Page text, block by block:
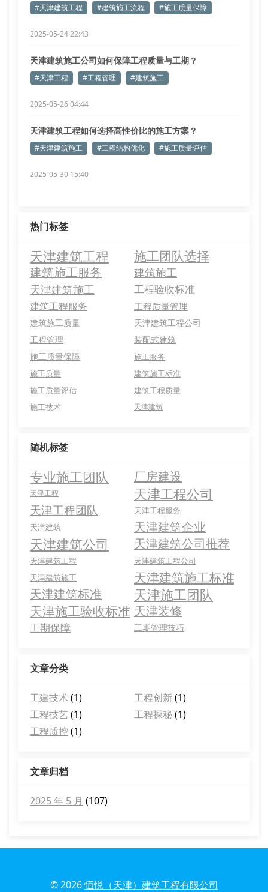
#天津建筑工程 #建筑施工流程 #施工质量保障
2025-05-24 22:43
天津建筑施工公司如何保障工程质量与工期？
#天津工程 #工程管理 #建筑施工
2025-05-26 04:44
天津建筑工程如何选择高性价比的施工方案？
#天津建筑施工 #工程结构优化 #施工质量评估
2025-05-30 15:40
热门标签
天津建筑工程 施工团队选择
建筑施工服务
建筑施工
天津建筑施工
工程验收标准
建筑工程服务 工程质量管理
建筑施工质量
天津建筑工程公司
工程管理
装配式建筑
施工质量保障
施工服务
施工质量
建筑施工标准
施工质量评估
建筑工程质量
施工技术
天津建筑
随机标签
专业施工团队 厂房建设
天津工程 天津工程公司
天津工程团队
天津工程服务
天津建筑
天津建筑企业
天津建筑公司 天津建筑公司推荐
天津建筑工程
天津建筑工程公司
天津建筑施工
天津建筑施工标准
天津建筑标准 天津施工团队
天津施工验收标准 天津装修
工期保障 工期管理技巧
文章分类
工建技术(1) 工程创新(1)
工程技艺(1) 工程探秘(1)
工程质控 (1)
文章归档
2025 年 5 月 (107)
© 2026恒悦（天津）建筑工程有限公司